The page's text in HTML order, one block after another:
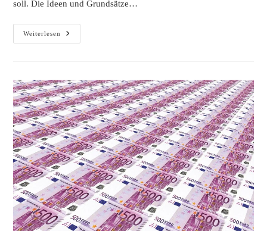
soll. Die Ideen und Grundsätze…
Weiterlesen
Eichplatz
Rahmenplan
Änderungen